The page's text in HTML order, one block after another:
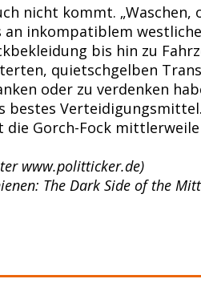
nicht kommt. „Waschen,
inkompatiblem
bis hin zu
quietschgelben
oder zu verdenken
bestes
die Gorch-Fock
www.politticker.de)
The Dark Side of the